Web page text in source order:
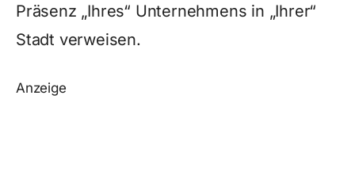
Präsenz „Ihres“ Unternehmens in „Ihrer“
Stadt verweisen.
Anzeige